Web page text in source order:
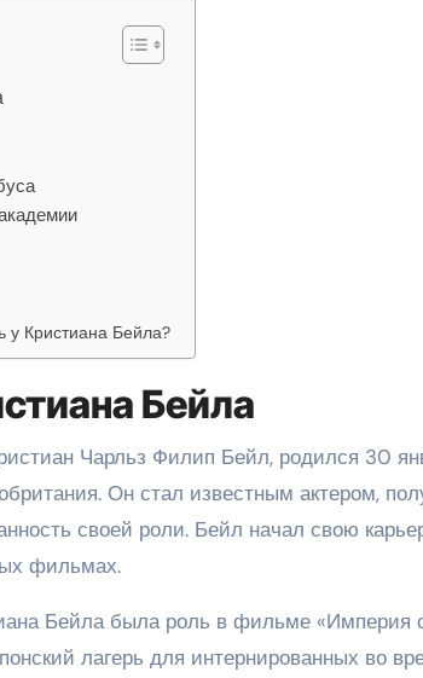
у Кристиана Бейла?
Бейла
Чарльз Филип Бейл, родился 30
Он стал известным актером,
своей роли. Бейл начал свою
фильмах.
Бейла была роль в фильме «Империя
лагерь для интернированных во